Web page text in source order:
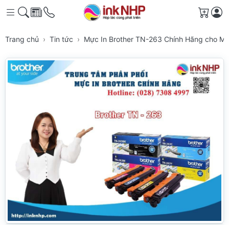
Giỏ
Trang chủ Tin tức Mực In Brother TN-263 Chính Hãng cho